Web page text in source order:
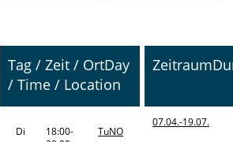
Tag / Zeit / OrtDay
/ Time / Location
Zeitraum
Di
18:00-
TuNO
07.04.-19.07.